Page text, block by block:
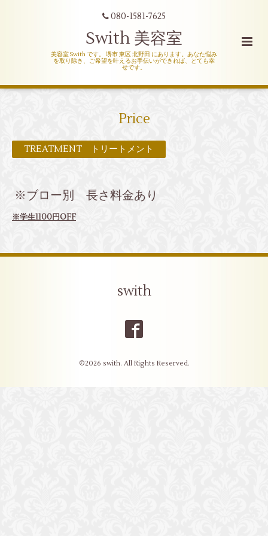
080-1581-7625
Swith 美容室
美容室 Swith です。 堺市 東区 北野田 にあります。あなた悩み
を取り除き、ご希望を叶えるお手伝いができれば、とても幸
せです。
Price
TREATMENT トリートメント
※ブロー別 長さ料金あり
※学生1100円OFF
swith
©2026 swith. All Rights Reserved.